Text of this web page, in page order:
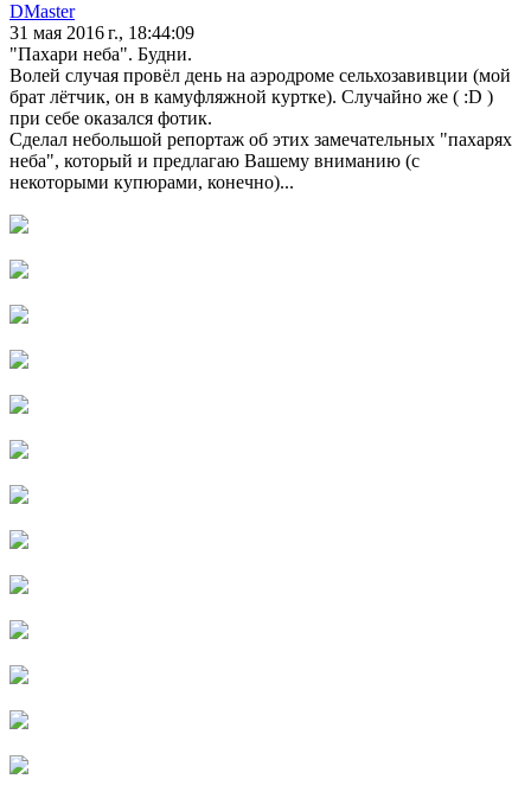
DMaster
31 мая 2016 г., 18:44:09
"Пахари неба". Будни.
Волей случая провёл день на аэродроме сельхозавивции (мой
брат лётчик, он в камуфляжной куртке). Случайно же ( :D )
при себе оказался фотик.
Сделал небольшой репортаж об этих замечательных "пахарях
неба", который и предлагаю Вашему вниманию (с
некоторыми купюрами, конечно)...